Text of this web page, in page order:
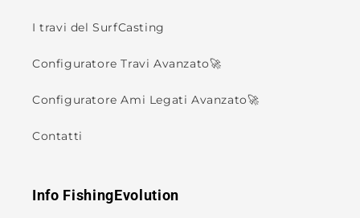
I travi del SurfCasting
Configuratore Travi Avanzato🚀
Configuratore Ami Legati Avanzato🚀
Contatti
Info FishingEvolution